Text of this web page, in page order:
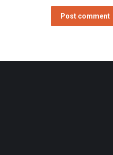
Post comment